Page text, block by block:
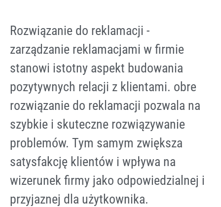
Rozwiązanie do reklamacji -
zarządzanie reklamacjami w firmie
stanowi istotny aspekt budowania
pozytywnych relacji z klientami. obre
rozwiązanie do reklamacji pozwala na
szybkie i skuteczne rozwiązywanie
problemów. Tym samym zwiększa
satysfakcję klientów i wpływa na
wizerunek firmy jako odpowiedzialnej i
przyjaznej dla użytkownika.